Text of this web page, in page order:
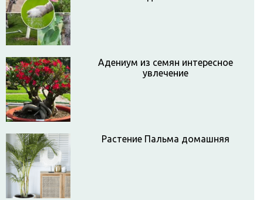
Адениум из семян интересное
увлечение
Растение Пальма домашняя